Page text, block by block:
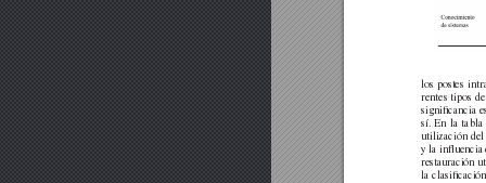
los postes
rentes tipos de
signiﬁcancia
sí. En la tabla
utilización del
y la inﬂuencia
restauración
la